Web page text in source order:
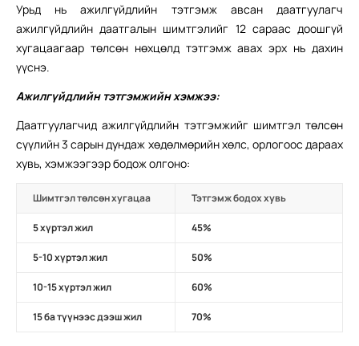
Урьд нь ажилгүйдлийн тэтгэмж авсан даатгуулагч
ажилгүйдлийн даатгалын шимтгэлийг 12 сараас доошгүй
хугацаагаар төлсөн нөхцөлд тэтгэмж авах эрх нь дахин
үүснэ.
Ажилгүйдлийн тэтгэмжийн хэмжээ:
Даатгуулагчид ажилгүйдлийн тэтгэмжийг шимтгэл төлсөн
сүүлийн 3 сарын дундаж хөдөлмөрийн хөлс, орлогоос дараах
хувь, хэмжээгээр бодож олгоно:
Шимтгэл төлсөн хугацаа Тэтгэмж бодох хувь
5 хүртэл жил 45%
5-10 хүртэл жил 50%
10-15 хүртэл жил 60%
15 ба түүнээс дээш жил 70%